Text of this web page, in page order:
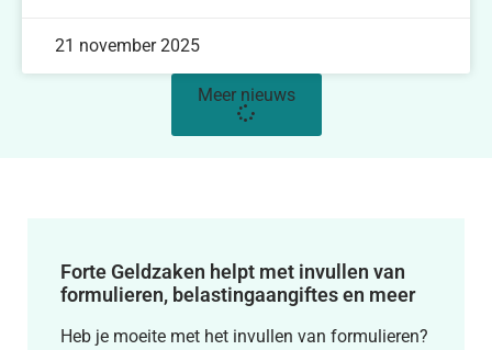
21 november 2025
Meer nieuws
Forte Geldzaken helpt met invullen van
formulieren, belastingaangiftes en meer
Heb je moeite met het invullen van formulieren?